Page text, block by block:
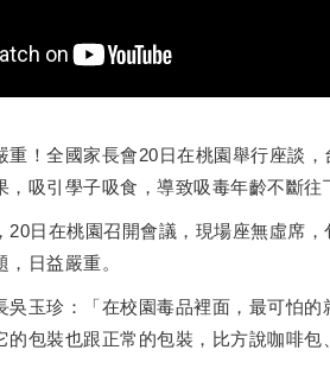
重！全國家長會20日在桃園舉行座談
，吸引學子吸食，導致吸毒年齡不斷
20日在桃園召開會議，現場座無虛席
日益嚴重。
吳玉珍：「在校園毒品裡面，最可怕
的包裝也跟正常的包裝，比方說咖啡